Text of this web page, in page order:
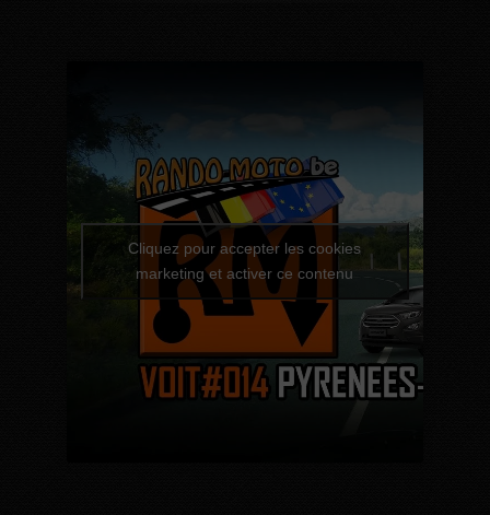
Cliquez pour accepter les cookies
marketing et activer ce contenu